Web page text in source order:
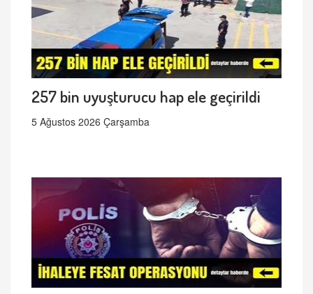
257 bin uyuşturucu hap ele geçirildi
5 Ağustos 2026 Çarşamba